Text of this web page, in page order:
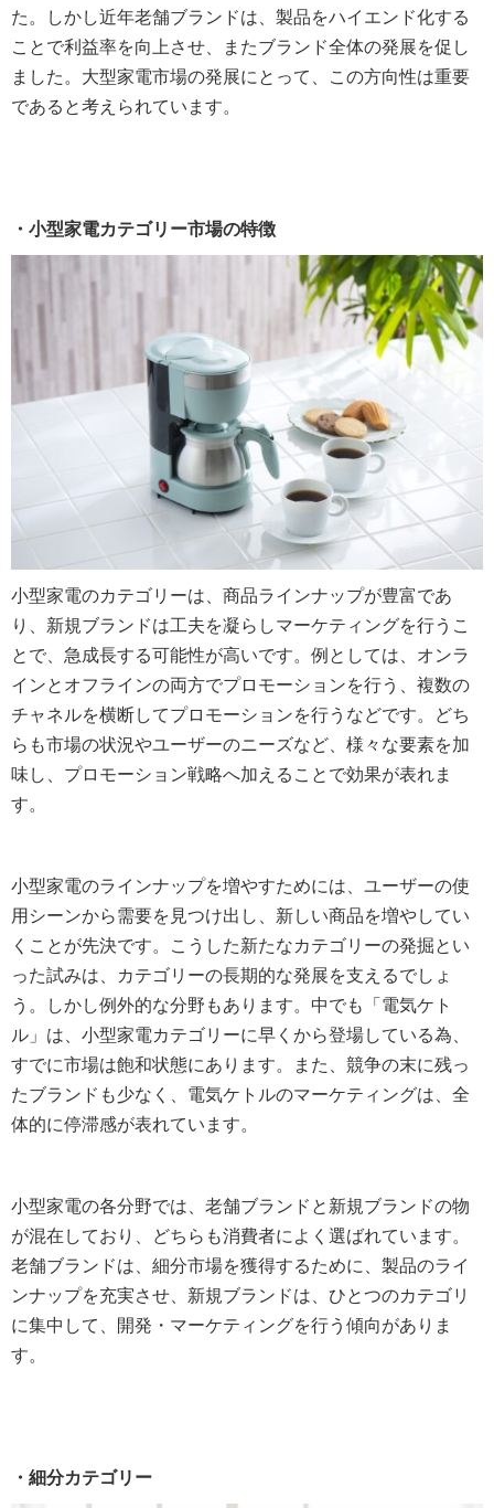
た。しかし近年老舗ブランドは、製品をハイエンド化する
ことで利益率を向上させ、またブランド全体の発展を促し
ました。大型家電市場の発展にとって、この方向性は重要
であると考えられています。
・小型家電カテゴリー市場の特徴
小型家電のカテゴリーは、商品ラインナップが豊富であ
り、新規ブランドは工夫を凝らしマーケティングを行うこ
とで、急成長する可能性が高いです。例としては、オンラ
インとオフラインの両方でプロモーションを行う、複数の
チャネルを横断してプロモーションを行うなどです。どち
らも市場の状況やユーザーのニーズなど、様々な要素を加
味し、プロモーション戦略へ加えることで効果が表れま
す。
小型家電のラインナップを増やすためには、ユーザーの使
用シーンから需要を見つけ出し、新しい商品を増やしてい
くことが先決です。こうした新たなカテゴリーの発掘とい
った試みは、カテゴリーの長期的な発展を支えるでしょ
う。しかし例外的な分野もあります。中でも「電気ケト
ル」は、小型家電カテゴリーに早くから登場している為、
すでに市場は飽和状態にあります。また、競争の末に残っ
たブランドも少なく、電気ケトルのマーケティングは、全
体的に停滞感が表れています。
小型家電の各分野では、老舗ブランドと新規ブランドの物
が混在しており、どちらも消費者によく選ばれています。
老舗ブランドは、細分市場を獲得するために、製品のライ
ンナップを充実させ、新規ブランドは、ひとつのカテゴリ
に集中して、開発・マーケティングを行う傾向がありま
す。
・細分カテゴリー